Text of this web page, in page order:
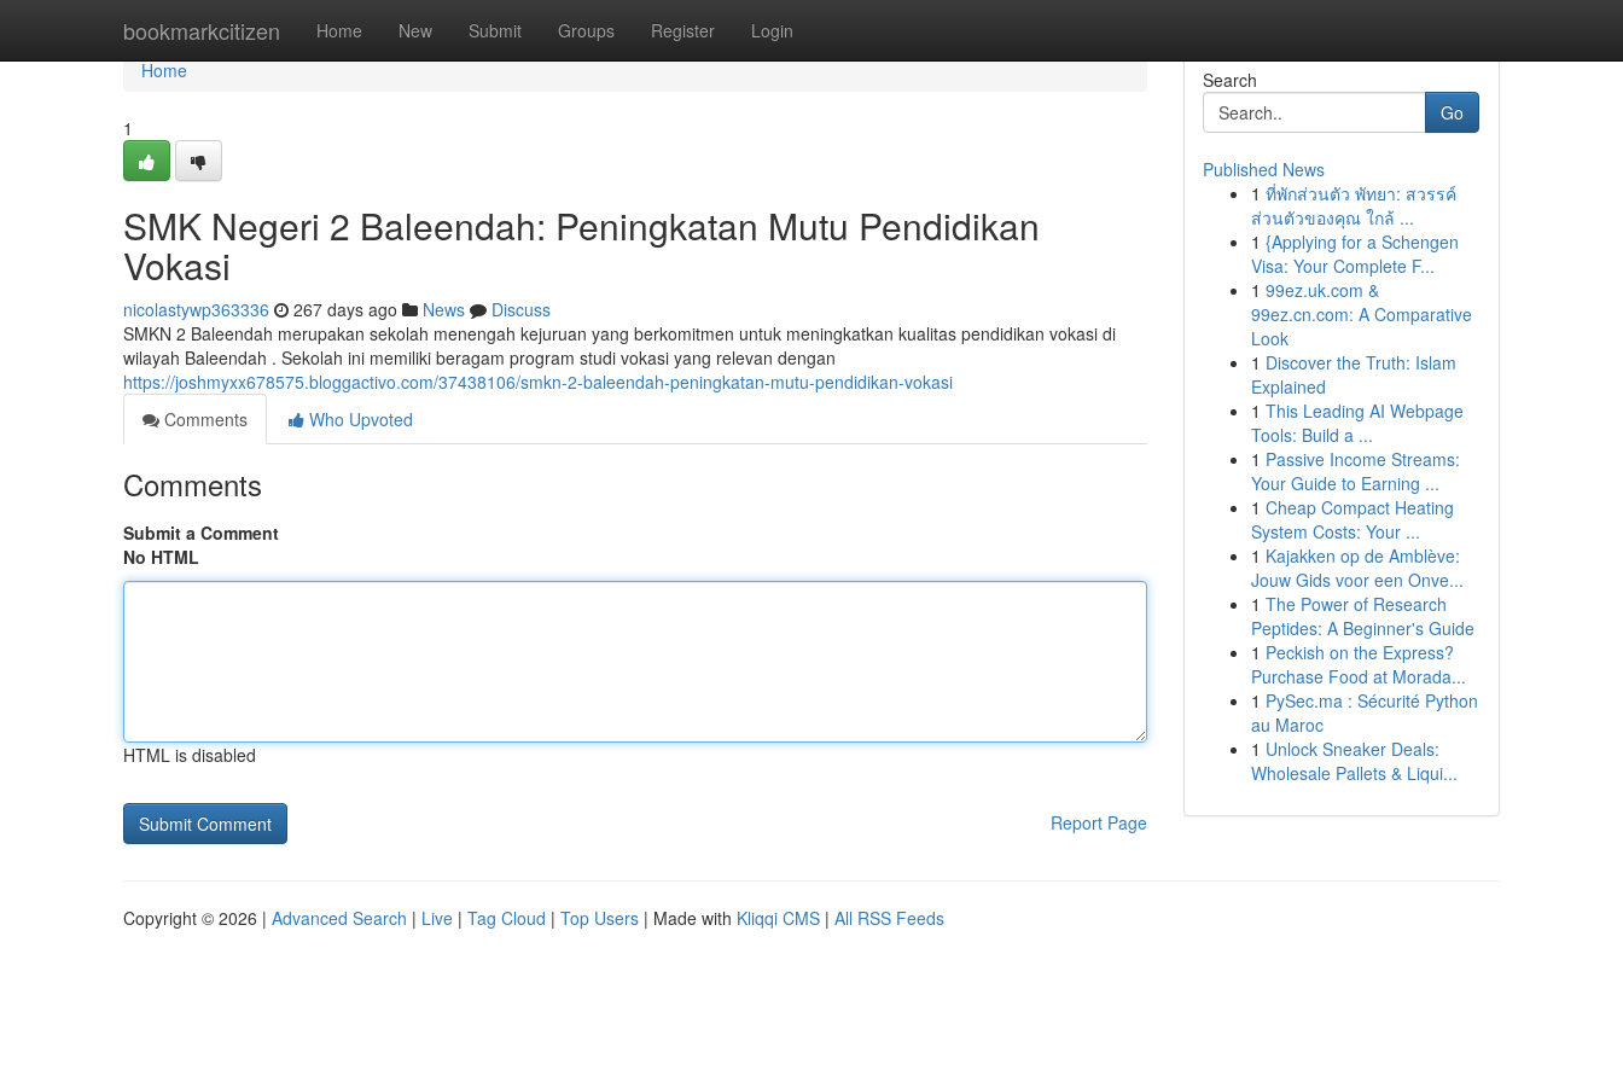
bookmarkcitizen Home New Submit Groups Register Login
Home
Home
1
SMK Negeri 2 Baleendah: Peningkatan Mutu Pendidikan
Vokasi
nicolastywp363336 267 days ago News
Discuss
SMKN 2 Baleendah merupakan sekolah menengah kejuruan yang berkomitmen untuk meningkatkan kualitas pendidikan vokasi di
wilayah Baleendah . Sekolah ini memiliki beragam program studi vokasi yang relevan dengan
https://joshmyxx678575.bloggactivo.com/37438106/smkn-2-baleendah-peningkatan-mutu-pendidikan-vokasi
Comments
Who Upvoted
Comments
Submit a Comment
No HTML
HTML is disabled
Report Page
Search
Go
Published News
1 ที่พักส่วนตัว พัทยา: สวรรค์
ส่วนตัวของคุณ ใกล้ ...
1 {Applying for a Schengen
Visa: Your Complete F...
1 99ez.uk.com &
99ez.cn.com: A Comparative
Look
1 Discover the Truth: Islam
Explained
1 This Leading AI Webpage
Tools: Build a ...
1 Passive Income Streams:
Your Guide to Earning ...
1 Cheap Compact Heating
System Costs: Your ...
1 Kajakken op de Amblève:
Jouw Gids voor een Onve...
1 The Power of Research
Peptides: A Beginner's Guide
1 Peckish on the Express?
Purchase Food at Morada...
1 PySec.ma : Sécurité Python
au Maroc
1 Unlock Sneaker Deals:
Wholesale Pallets & Liqui...
Copyright © 2026 | Advanced Search | Live | Tag Cloud | Top Users | Made with Kliqqi CMS | All RSS Feeds